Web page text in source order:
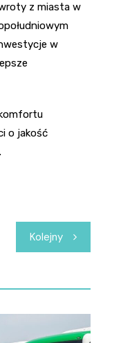
z miasta w
w
o jakość
Kolejny